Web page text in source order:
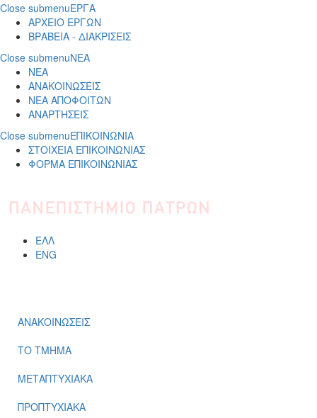
Close submenuΕΡΓΑ
ΑΡΧΕΙΟ ΕΡΓΩΝ
ΒΡΑΒΕΙΑ - ΔΙΑΚΡΙΣΕΙΣ
Close submenuΝΕΑ
ΝΕΑ
ΑΝΑΚΟΙΝΩΣΕΙΣ
ΝΕΑ ΑΠΟΦΟΙΤΩΝ
ΑΝΑΡΤΗΣΕΙΣ
Close submenuΕΠΙΚΟΙΝΩΝΙΑ
ΣΤΟΙΧΕΙΑ ΕΠΙΚΟΙΝΩΝΙΑΣ
ΦΟΡΜΑ ΕΠΙΚΟΙΝΩΝΙΑΣ
ΕΛΛ
ENG
ΑΝΑΚΟΙΝΩΣΕΙΣ
ΤΟ ΤΜΗΜΑ
ΜΕΤΑΠΤΥΧΙΑΚΑ
ΠΡΟΠΤΥΧΙΑΚΑ